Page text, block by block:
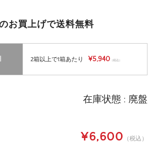
お買上げで送料無料
2箱以上で1箱あたり ¥5,940（税込）
在庫状態 : 廃盤
¥6,600 （税込）